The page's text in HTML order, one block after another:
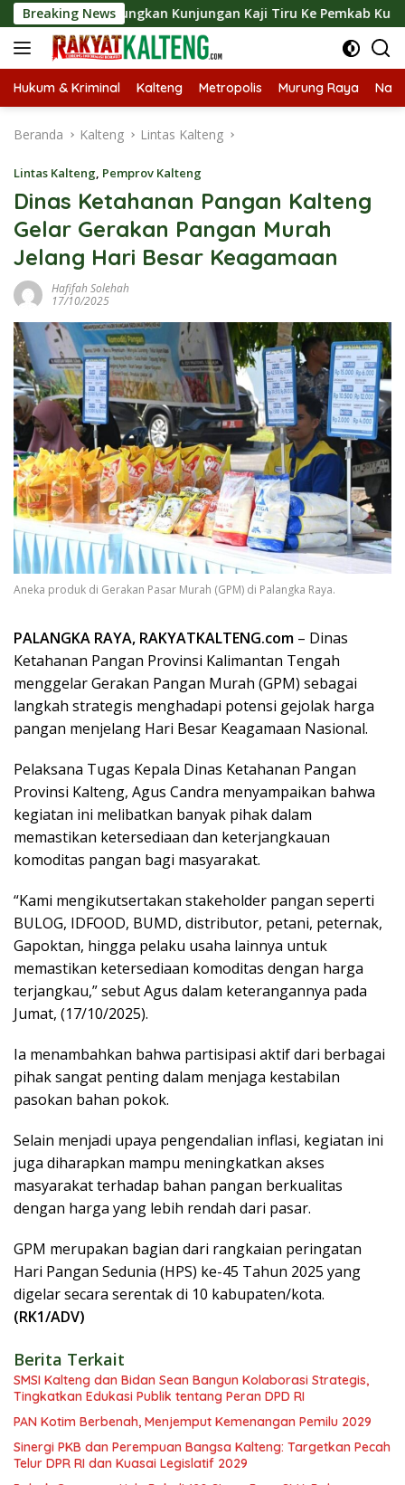
Langsung
ke
konten
Breaking NewsKunjungan Kaji Tiru Ke Pemkab Kulon Progo
Hukum & Kriminal Kalteng Metropolis Murung Raya
Beranda Kalteng Lintas Kalteng
Lintas Kalteng, Pemprov Kalteng
Dinas Ketahanan Pangan Kalteng
Gelar Gerakan Pangan Murah
Jelang Hari Besar Keagamaan
Hafifah Solehah
17/10/2025
Aneka produk di Gerakan Pasar Murah (GPM) di Palangka Raya.
PALANGKA RAYA, RAKYATKALTENG.com – Dinas
Ketahanan Pangan Provinsi Kalimantan Tengah
menggelar Gerakan Pangan Murah (GPM) sebagai
langkah strategis menghadapi potensi gejolak harga
pangan menjelang Hari Besar Keagamaan Nasional.
Pelaksana Tugas Kepala Dinas Ketahanan Pangan
Provinsi Kalteng, Agus Candra menyampaikan bahwa
kegiatan ini melibatkan banyak pihak dalam
memastikan ketersediaan dan keterjangkauan
komoditas pangan bagi masyarakat.
“Kami mengikutsertakan stakeholder pangan seperti
BULOG, IDFOOD, BUMD, distributor, petani, peternak,
Gapoktan, hingga pelaku usaha lainnya untuk
memastikan ketersediaan komoditas dengan harga
terjangkau,” sebut Agus dalam keterangannya pada
Jumat, (17/10/2025).
Ia menambahkan bahwa partisipasi aktif dari berbagai
pihak sangat penting dalam menjaga kestabilan
pasokan bahan pokok.
Selain menjadi upaya pengendalian inflasi, kegiatan ini
juga diharapkan mampu meningkatkan akses
masyarakat terhadap bahan pangan berkualitas
dengan harga yang lebih rendah dari pasar.
GPM merupakan bagian dari rangkaian peringatan
Hari Pangan Sedunia (HPS) ke-45 Tahun 2025 yang
digelar secara serentak di 10 kabupaten/kota.
(RK1/ADV)
Berita Terkait
SMSI Kalteng dan Bidan Sean Bangun Kolaborasi Strategis,
Tingkatkan Edukasi Publik tentang Peran DPD RI
PAN Kotim Berbenah, Menjemput Kemenangan Pemilu 2029
Sinergi PKB dan Perempuan Bangsa Kalteng: Targetkan Pecah
Telur DPR RI dan Kuasai Legislatif 2029